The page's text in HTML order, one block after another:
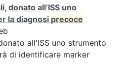
donato all’ISS uno
la diagnosi precoce
all'ISS uno strumento
di identificare marker